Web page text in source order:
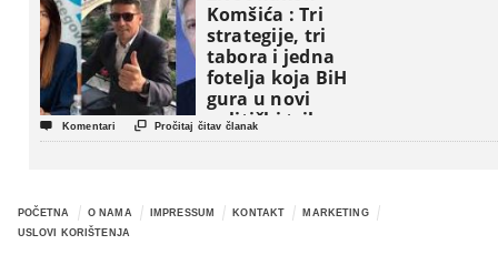
Komšića : Tri
strategije, tri
tabora i jedna
fotelja koja BiH
gura u novi
politički triler
 Komentari  Pročitaj čitav članak
POČETNA O NAMA IMPRESSUM KONTAKT
MARKETING
USLOVI KORIŠTENJA